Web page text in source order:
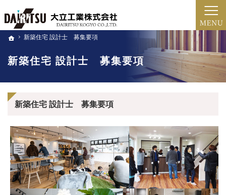
ホーム
新築住宅 設計士 募集要項
新築住宅 設計士 募集要項
新築・注文住宅・家のリフォーム・土地売買（北近畿・福知山・綾部・舞鶴）の工務店な
新築・注文住宅・リフォーム（京都・福知山市・綾部・舞鶴）の工務店
新築住宅 設計士 募集要項
ホーム
新築住宅 設計士 募集要項